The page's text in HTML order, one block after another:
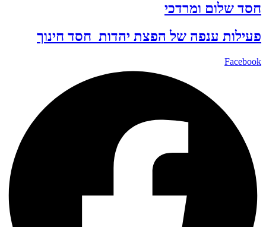
חסד שלום ומרדכי
פעילות ענפה של הפצת יהדות חסד חינוך
Facebook